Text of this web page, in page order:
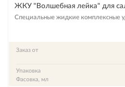
ЖКУ "Волшебная лейка" для
Специальные жидкие комплексные
Заказ от
Упаковка
Фасовка, мл